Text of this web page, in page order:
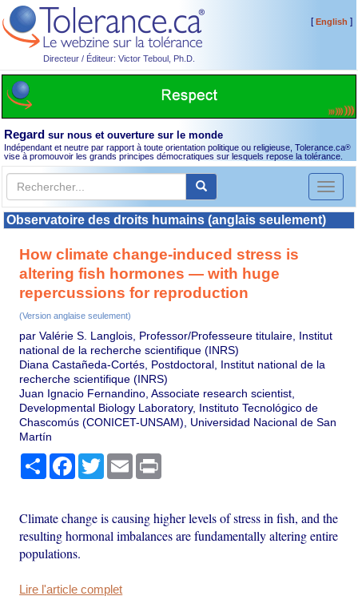
Directeur / Éditeur: Victor Teboul, Ph.D.
[English ]
Regard sur nous et ouverture sur le monde
Indépendant et neutre par rapport à toute orientation politique ou religieuse, Tolerance.ca®
vise à promouvoir les grands principes démocratiques sur lesquels repose la tolérance.
Toggle
Observatoire des droits humains (anglais seulement)
How climate change-induced stress is
altering fish hormones — with huge
repercussions for reproduction
(Version anglaise seulement)
par Valérie S. Langlois, Professor/Professeure titulaire, Institut
national de la recherche scientifique (INRS)
Diana Castañeda-Cortés, Postdoctoral, Institut national de la
recherche scientifique (INRS)
Juan Ignacio Fernandino, Associate research scientist,
Developmental Biology Laboratory, Instituto Tecnológico de
Chascomús (CONICET-UNSAM), Universidad Nacional de San
Martín
PartagerFacebook
TwitterEmail
Climate change is causing higher levels of stress in fish, and the
resulting hormonal imbalances are fundamentally altering entire
populations.
Lire l'article complet